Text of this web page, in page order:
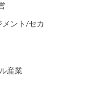
メント/セカ
産業